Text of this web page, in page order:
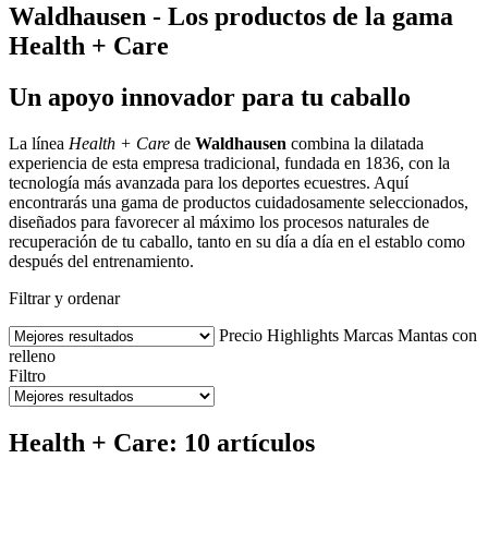
Waldhausen - Los productos de la gama
Health + Care
Un apoyo innovador para tu caballo
La línea Health + Care de Waldhausen combina la dilatada
experiencia de esta empresa tradicional, fundada en 1836, con la
tecnología más avanzada para los deportes ecuestres. Aquí
encontrarás una gama de productos cuidadosamente seleccionados,
diseñados para favorecer al máximo los procesos naturales de
recuperación de tu caballo, tanto en su día a día en el establo como
después del entrenamiento.
Filtrar y ordenar
Precio Highlights Marcas Mantas con
relleno
Filtro
Health + Care: 10 artículos